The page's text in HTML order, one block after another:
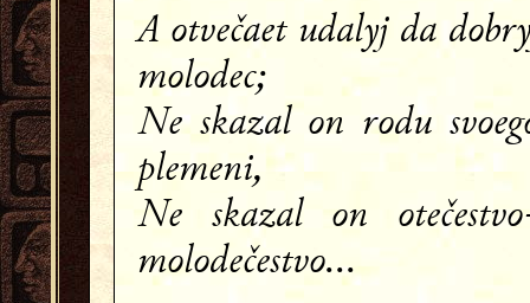
A otvečaet udalyj da
molodec;
Ne skazal on rodu
plemeni,
Ne skazal on
molodečestvo...